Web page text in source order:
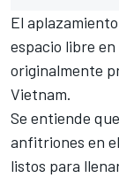
El
espacio libre
originalmente
Vietnam.
Se entiende que
anfitriones en
listos para